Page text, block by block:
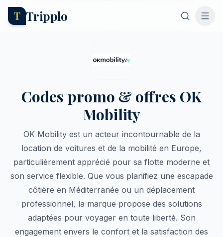
T Tripplo
Codes promo & offres OK
Mobility
OK Mobility est un acteur incontournable de la
location de voitures et de la mobilité en Europe,
particulièrement apprécié pour sa flotte moderne et
son service flexible. Que vous planifiez une escapade
côtière en Méditerranée ou un déplacement
professionnel, la marque propose des solutions
adaptées pour voyager en toute liberté. Son
engagement envers le confort et la satisfaction des